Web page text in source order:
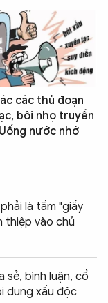
các thủ đoạn
bôi nhọ truyền
nước nhớ
là tấm "giấy
thiệp vào chủ
sẻ, bình luận, cổ
dung xấu độc